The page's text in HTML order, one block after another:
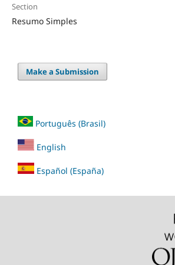
Section
Resumo Simples
Make a Submission
Português (Brasil)
English
Español (España)